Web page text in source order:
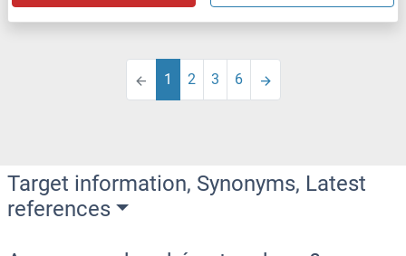
1 2 3 6
Target information, Synonyms, Latest
references